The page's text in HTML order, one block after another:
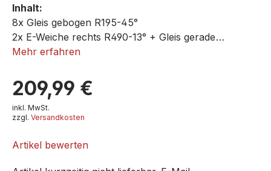
Inhalt:
8x Gleis gebogen R195-45°
2x E-Weiche rechts R490-13° + Gleis gerade
1x Aufgleishilfe
4x Gleis gerade, 110 mm
8x Gleis gebogen R220-45°
ROKUHAN R062
Mehr erfahren
209,99 €
inkl. MwSt.
zzgl. Versandkosten
Artikel bewerten